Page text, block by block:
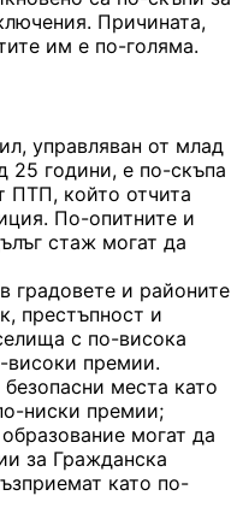
Причината,
им е по-голяма.
управляван от млад
25 години, е по-скъпа
ПТП, който отчита
По-опитните и
стаж могат да
градовете и районите
престъпност и
с по-висока
високи премии.
места като
ниски премии;
могат да
за Гражданска
като по-